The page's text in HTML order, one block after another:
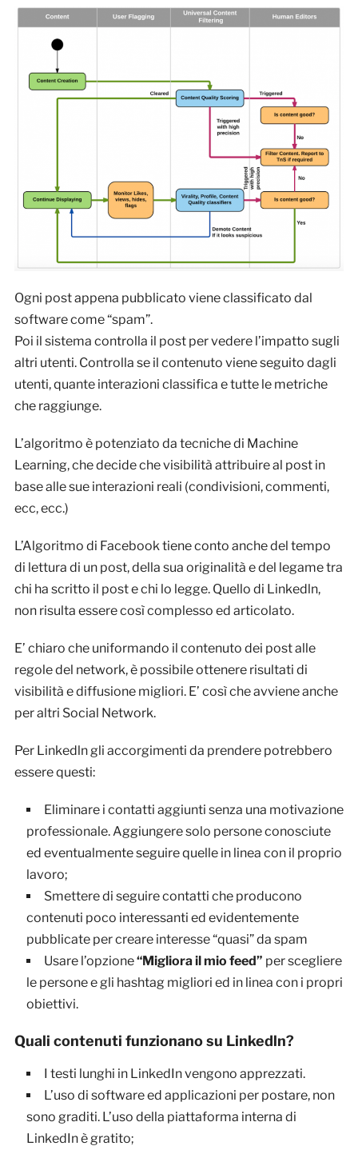
Ogni post appena pubblicato viene classificato dal
software come “spam”.
Poi il sistema controlla il post per vedere l’impatto sugli
altri utenti. Controlla se il contenuto viene seguito dagli
utenti, quante interazioni classifica e tutte le metriche
che raggiunge.
L’algoritmo è potenziato da tecniche di Machine
Learning, che decide che visibilità attribuire al post in
base alle sue interazioni reali (condivisioni, commenti,
ecc, ecc.)
L’Algoritmo di Facebook tiene conto anche del tempo
di lettura di un post, della sua originalità e del legame tra
chi ha scritto il post e chi lo legge. Quello di Linkedln,
non risulta essere così complesso ed articolato.
E’ chiaro che uniformando il contenuto dei post alle
regole del network, è possibile ottenere risultati di
visibilità e diffusione migliori. E’ così che avviene anche
per altri Social Network.
Per Linkedln gli accorgimenti da prendere potrebbero
essere questi:
Eliminare i contatti aggiunti senza una motivazione
professionale. Aggiungere solo persone conosciute
ed eventualmente seguire quelle in linea con il proprio
lavoro;
Smettere di seguire contatti che producono
contenuti poco interessanti ed evidentemente
pubblicate per creare interesse “quasi” da spam
Usare l’opzione“Migliora il mio feed” per scegliere
le persone e gli hashtag migliori ed in linea con i propri
obiettivi.
Quali contenuti funzionano su Linkedln?
I testi lunghi in LinkedIn vengono apprezzati.
L’uso di software ed applicazioni per postare, non
sono graditi. L’uso della piattaforma interna di
LinkedIn è gratito;